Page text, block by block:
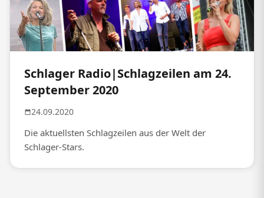
Schlager Radio|Schlagzeilen am 24.
September 2020
24.09.2020
Die aktuellsten Schlagzeilen aus der Welt der
Schlager-Stars.